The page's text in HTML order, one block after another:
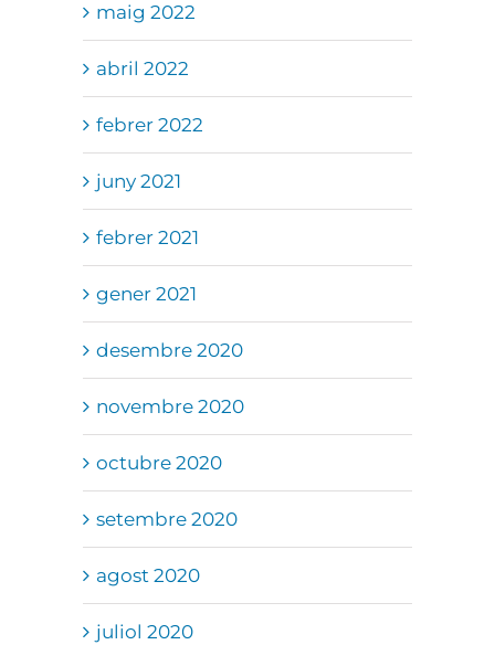
maig 2022
abril 2022
febrer 2022
juny 2021
febrer 2021
gener 2021
desembre 2020
novembre 2020
octubre 2020
setembre 2020
agost 2020
juliol 2020